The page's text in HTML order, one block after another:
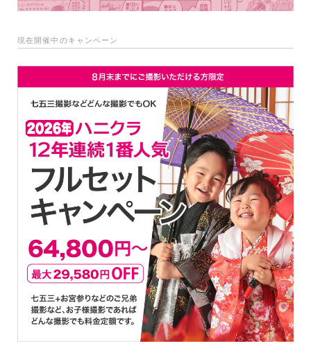
現在開催中のキャンペーン